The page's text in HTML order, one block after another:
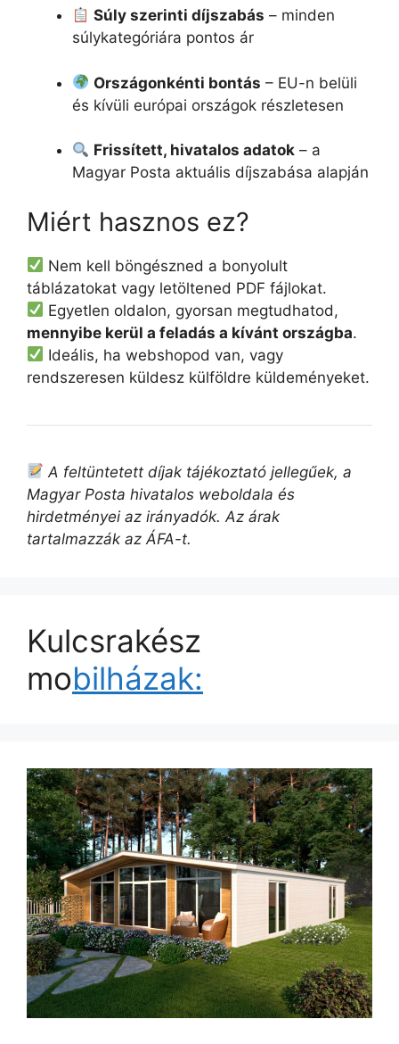
Súly szerinti díjszabás – minden
súlykategóriára pontos ár
Országonkénti bontás – EU-n belüli
és kívüli európai országok részletesen
Frissített, hivatalos adatok – a
Magyar Posta aktuális díjszabása alapján
Miért hasznos ez?
Nem kell böngészned a bonyolult
táblázatokat vagy letöltened PDF fájlokat.
Egyetlen oldalon, gyorsan megtudhatod,
mennyibe kerül a feladás a kívánt országba.
Ideális, ha webshopod van, vagy
rendszeresen küldesz külföldre küldeményeket.
A feltüntetett díjak tájékoztató jellegűek, a
Magyar Posta hivatalos weboldala és
hirdetményei az irányadók. Az árak
tartalmazzák az ÁFA-t.
Kulcsrakész
mobilházak: